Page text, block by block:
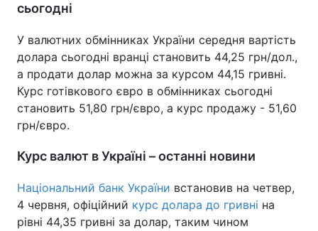
сьогодні
У валютних обмінниках України середня вартість
долара сьогодні вранці становить 44,25 грн/дол.,
а продати долар можна за курсом 44,15 гривні.
Курс готівкового євро в обмінниках сьогодні
становить 51,80 грн/євро, а курс продажу - 51,60
грн/євро.
Курс валют в Україні – останні новини
Національний банк України встановив на четвер,
4 червня, офіційний курс долара до гривні на
рівні 44,35 гривні за долар, таким чином